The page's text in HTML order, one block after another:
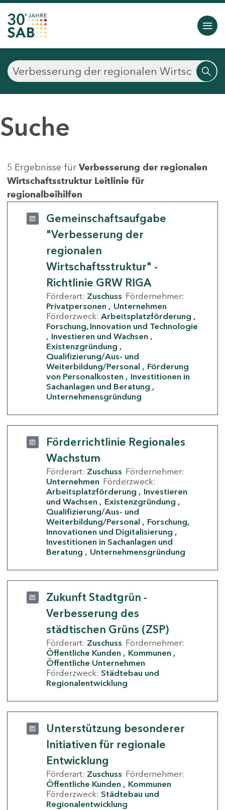
Suche
5 Ergebnisse für Verbesserung der regionalen
Wirtschaftsstruktur Leitlinie für
regionalbeihilfen
Gemeinschaftsaufgabe
"Verbesserung der
regionalen
Wirtschaftsstruktur" -
Richtlinie GRW RIGA
Förderart: Zuschuss Fördernehmer:
Privatpersonen
Unternehmen
Förderzweck: Arbeitsplatzförderung
Forschung, Innovation und Technologie
Investieren und Wachsen
Existenzgründung
Qualifizierung/Aus- und
Weiterbildung/Personal
Förderung
von Personalkosten
Investitionen in
Sachanlagen und Beratung
Unternehmensgründung
Förderrichtlinie Regionales
Wachstum
Förderart: Zuschuss Fördernehmer:
Unternehmen Förderzweck:
Arbeitsplatzförderung
Investieren
und Wachsen
Existenzgründung
Qualifizierung/Aus- und
Weiterbildung/Personal
Forschung,
Innovationen und Digitalisierung
Investitionen in Sachanlagen und
Beratung
Unternehmensgründung
Zukunft Stadtgrün -
Verbesserung des
städtischen Grüns (ZSP)
Förderart: Zuschuss Fördernehmer:
Öffentliche Kunden
Kommunen
Öffentliche Unternehmen
Förderzweck: Städtebau und
Regionalentwicklung
Unterstützung besonderer
Initiativen für regionale
Entwicklung
Förderart: Zuschuss Fördernehmer:
Öffentliche Kunden
Kommunen
Förderzweck: Städtebau und
Regionalentwicklung